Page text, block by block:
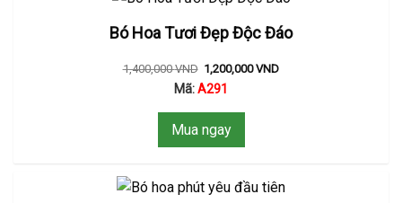
Bó Hoa Tươi Đẹp Độc Đáo
1,400,000VND 1,200,000VND
Mã:A291
Mua ngay